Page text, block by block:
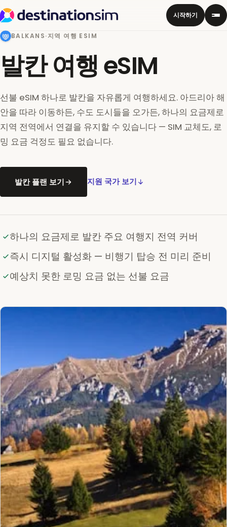
시작하기
BALKANS·지역 여행 ESIM
발칸 여행 eSIM
선불 eSIM 하나로 발칸을 자유롭게 여행하세요. 아드리아 해
안을 따라 이동하든, 수도 도시들을 오가든, 하나의 요금제로
지역 전역에서 연결을 유지할 수 있습니다 — SIM 교체도, 로
밍 요금 걱정도 필요 없습니다.
발칸 플랜 보기 지원 국가 보기
하나의 요금제로 발칸 주요 여행지 전역 커버
즉시 디지털 활성화 — 비행기 탑승 전 미리 준비
예상치 못한 로밍 요금 없는 선불 요금